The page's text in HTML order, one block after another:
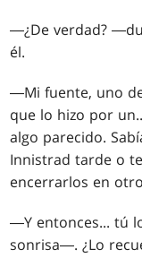
―¿De verdad?
él.
―Mi fuente, uno
que lo hizo por
algo parecido.
Innistrad tarde o
encerrarlos en
―Y entonces... tú
sonrisa―. ¿Lo